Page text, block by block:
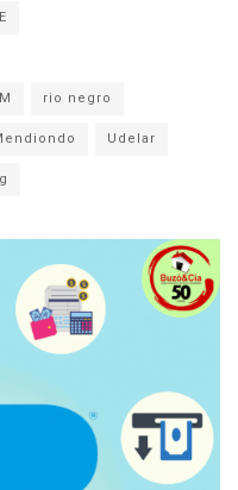
rio negro
Udelar